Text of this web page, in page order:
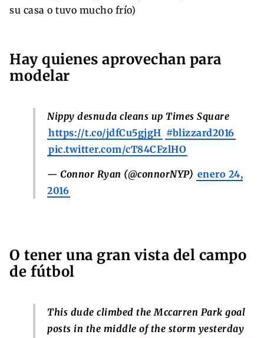
su casa o tuvo mucho frío)
Hay quienes aprovechan para
modelar
Nippy desnuda cleans up Times Square
https://t.co/jdfCu5gjgH #blizzard2016
pic.twitter.com/cT84CFzlHO
— Connor Ryan (@connorNYP) enero 24,
2016
O tener una gran vista del campo
de fútbol
This dude climbed the Mccarren Park goal
posts in the middle of the storm yesterday